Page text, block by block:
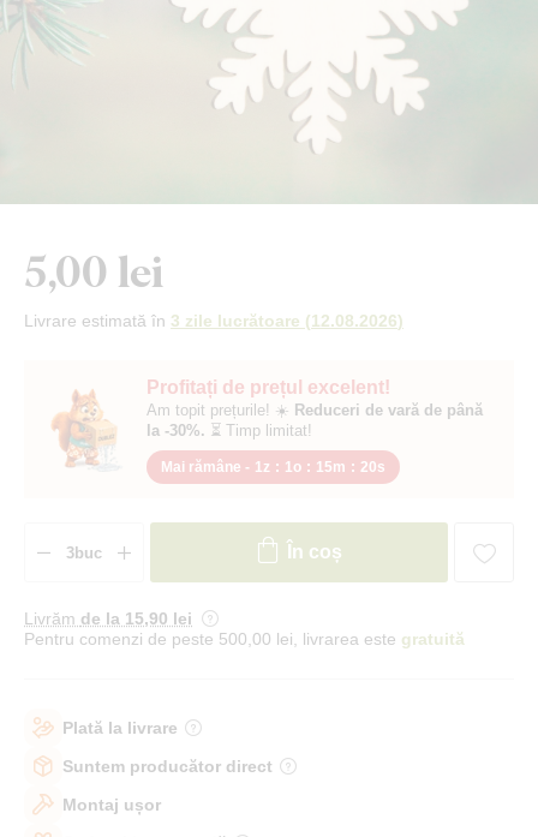
Profitați de prețul excelent!
Am topit prețurile! ☀️ Reduceri de vară de până
la -30%. ⏳ Timp limitat!
Mai rămâne - 1z : 1o : 15m : 19s
5,00 lei
Livrare estimată în 3 zile lucrătoare (12.08.2026)
În coș
Livrăm de la 15,90 lei
Pentru comenzi de peste 500,00 lei, livrarea este gratuită
Plată la livrare
Suntem producător direct
Montaj ușor